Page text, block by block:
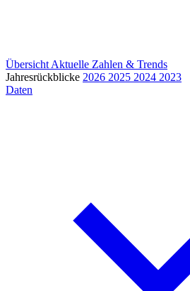
Übersicht Aktuelle Zahlen & Trends
Jahresrückblicke 2026 2025 2024 2023
Daten